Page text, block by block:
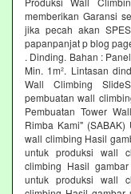
memberikan Garansi
jika pecah akan
papanpanjat p blog
. Dinding. Bahan :
Min. 1m². Lintasan
Wall Climbing
pembuatan wall
Pembuatan Tower
Rimba Kami"
wall climbing Hasil
untuk produksi wall
climbing Hasil
untuk produksi wall